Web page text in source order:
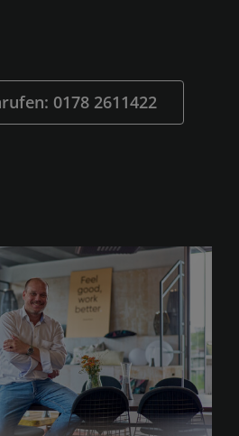
0178 2611422